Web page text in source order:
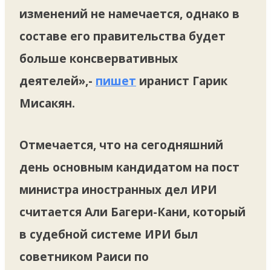
изменений не намечается, однако в
составе его правительства будет
больше консвервативных
деятелей»,- пишет иранист Гарик
Мисакян.
Отмечается, что на сегодняшний
день основным кандидатом на пост
министра иностранных дел ИРИ
считается Али Багери-Кани, который
в судебной системе ИРИ был
советником Раиси по